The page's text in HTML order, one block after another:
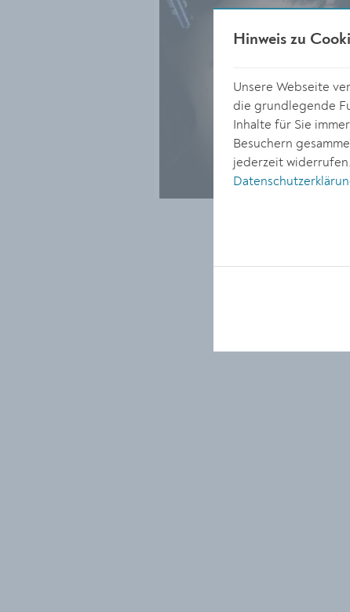
Hinweis zu
Unsere Webseite
die grundlegende
Inhalte für Sie
Besuchern
jederzeit